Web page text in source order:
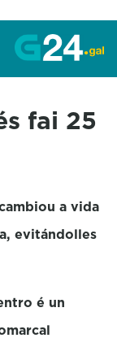
fai 25
a vida
evitándolles
é un